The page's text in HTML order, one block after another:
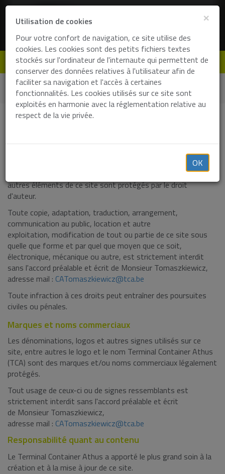
de en fr
nl
Home
Informations légales
Termes et conditions d'utilisation
Conditions d'utilisation et vie privée
Droit d'auteur - Responsabilité du contenu
Les textes, lay-out, dessins, photos, films, graphiques et
autres éléments de ce site sont protégés par le droit
d'auteur.
Toute copie, adaptation, traduction, arrangement,
communication au public, location et autre
exploitation, modification de tout ou partie de ce site sous
quelle que forme et par quel que moyen que ce soit,
électronique, mécanique ou autre, est strictement interdit
sans l'accord préalable et écrit de Monsieur Tomaszkiewicz,
adresse mail : CATomaszkiewicz@tca.be
Toute infraction à ces droits peut entraîner des poursuites
civiles ou pénales.
Marques et noms commerciaux
Les dénominations, logos et autres signes utilisés sur ce
site, entre autres le logo et le nom Terminal Container Athus
(TCA) sont des marques et/ou noms commerciaux légalement
protégés.
Tout usage de ceux-ci ou de signes ressemblants est
strictement interdit sans l'accord préalable et écrit
de Monsieur Tomaszkiewicz,
adresse mail : CATomaszkiewicz@tca.be
Responsabilité quant au contenu
Le Terminal Container Athus a apporté le plus grand soin à la
création et à la mise à jour de ce site.
×
Utilisation de cookies
Pour votre confort de navigation, ce site utilise des
cookies. Les cookies sont des petits fichiers textes
stockés sur l'ordinateur de l'internaute qui permettent de
conserver des données relatives à l'utilisateur afin de
faciliter sa navigation et l'accès à certaines
fonctionnalités. Les cookies utilisés sur ce site sont
exploités en harmonie avec la réglementation relative au
respect de la vie privée.
OK